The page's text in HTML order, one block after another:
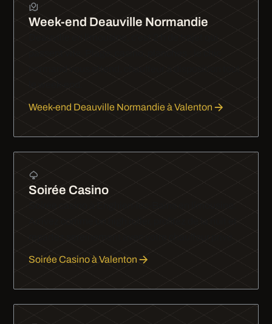
Week-end Deauville Normandie
Deauville en limousine, c'est 2 h de trajet qui
Week-end Deauville Normandie à Valenton
Soirée Casino
Soirée Casino à Valenton